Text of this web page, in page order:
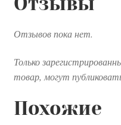
Отзывов пока нет.
Только
товар, могут
Похожие